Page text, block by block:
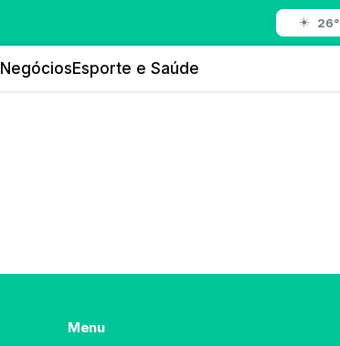
☀️ 26°
NegóciosEsporte e Saúde
Menu